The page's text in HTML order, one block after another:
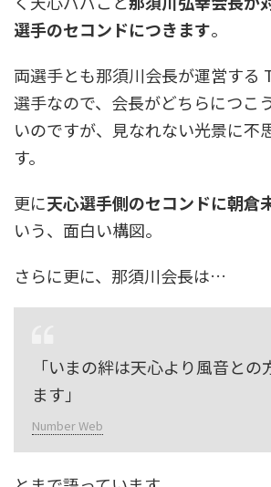
選手のセコンドにつきます。
両選手とも那須川会長が運営する
選手なので、会長がどちらにつこ
いのですが、見なれない光景に不
す。
更に天心選手側のセコンドに朝倉
いう、面白い構図。
さらに更に、那須川会長は…
「いまの絆は天心より風音との
ます」
Number Web